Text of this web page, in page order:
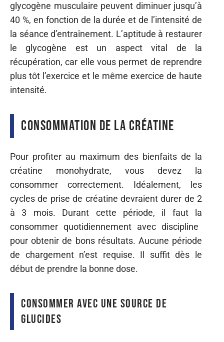
glycogène musculaire peuvent diminuerjusqu’à
40 %, en fonction de la durée et de l’intensité de
la séance d’entraînement. L’aptitude à restaurer
le glycogène est un aspect vital de la
récupération, car elle vous permet de reprendre
plus tôt l’exercice et le même exercice de haute
intensité.
Consommation de la créatine
Pour profiter au maximum des bienfaits de la
créatine monohydrate, vous devez la
consommer correctement. Idéalement, les
cycles de prise de créatine devraient durer de 2
à3 mois. Durant cette période, il faut la
consommer quotidiennement avec discipline
pour obtenir de bons résultats. Aucune période
de chargementn’est requise. Il suffit dès le
début de prendre la bonne dose.
Consommer avec une source de
glucides